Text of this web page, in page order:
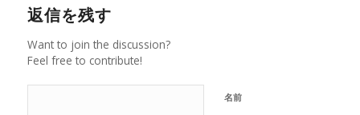
返信を残す
Want to join the discussion?
Feel free to contribute!
名前